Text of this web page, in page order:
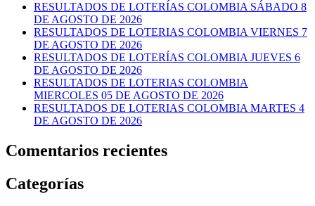
RESULTADOS DE LOTERÍAS COLOMBIA SÁBADO 8
DE AGOSTO DE 2026
RESULTADOS DE LOTERIAS COLOMBIA VIERNES 7
DE AGOSTO DE 2026
RESULTADOS DE LOTERÍAS COLOMBIA JUEVES 6
DE AGOSTO DE 2026
RESULTADOS DE LOTERIAS COLOMBIA
MIERCOLES 05 DE AGOSTO DE 2026
RESULTADOS DE LOTERIAS COLOMBIA MARTES 4
DE AGOSTO DE 2026
Comentarios recientes
Categorías